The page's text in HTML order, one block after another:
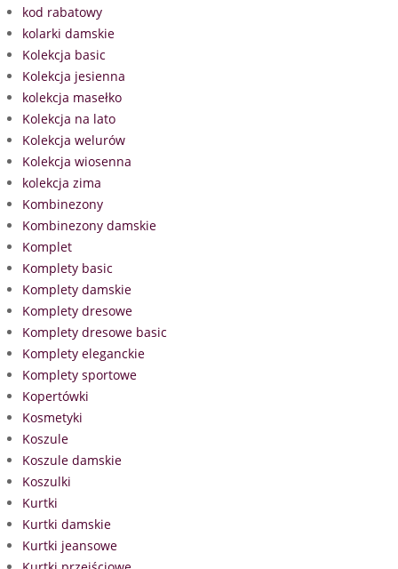
kod rabatowy
kolarki damskie
Kolekcja basic
Kolekcja jesienna
kolekcja masełko
Kolekcja na lato
Kolekcja welurów
Kolekcja wiosenna
kolekcja zima
Kombinezony
Kombinezony damskie
Komplet
Komplety basic
Komplety damskie
Komplety dresowe
Komplety dresowe basic
Komplety eleganckie
Komplety sportowe
Kopertówki
Kosmetyki
Koszule
Koszule damskie
Koszulki
Kurtki
Kurtki damskie
Kurtki jeansowe